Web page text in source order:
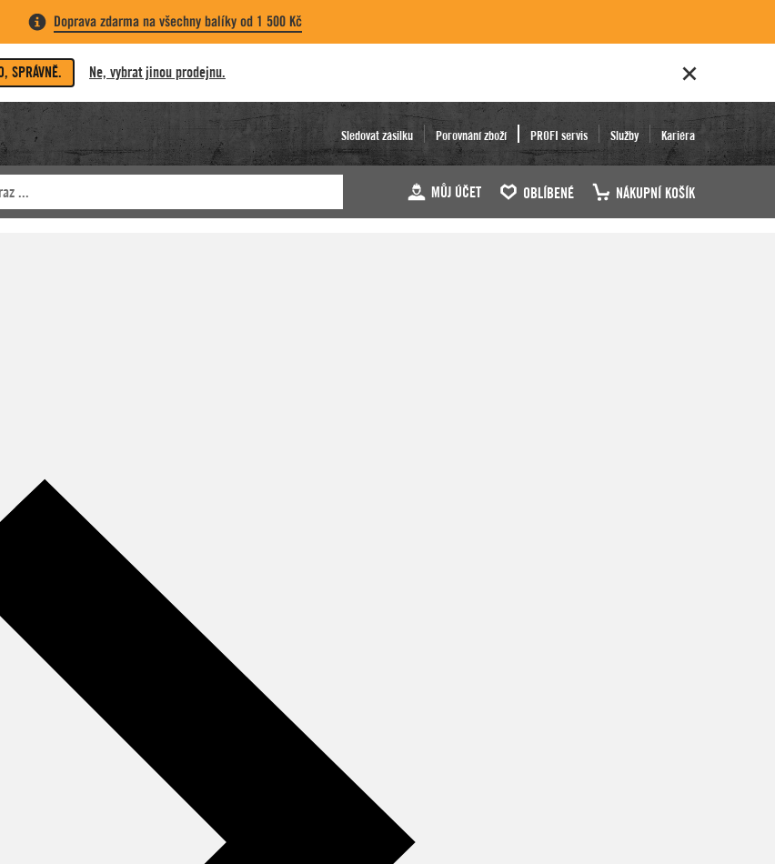
Doprava zdarma na všechny balíky od 1 500 Kč
SPRÁVNĚ. Ne, vybrat jinou prodejnu.
Sledovat zásilku Porovnání zboží PROFI servis Služby Kariéra
MŮJ ÚČET OBLÍBENÉ NÁKUPNÍ KOŠÍK